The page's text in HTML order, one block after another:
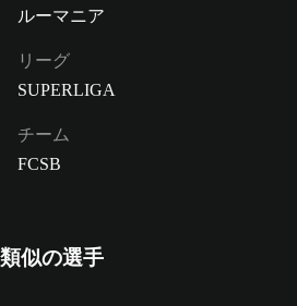
ルーマニア
リーグ
SUPERLIGA
チーム
FCSB
類似の選手